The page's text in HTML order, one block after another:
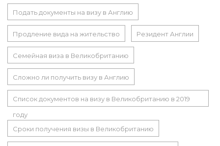
Подать документы на визу в Англию
Продление вида на жительство Резидент Англии
Семейная виза в Великобританию
Сложно ли получить визу в Англию
Список документов на визу в Великобританию в 2019
году
Сроки получения визы в Великобританию